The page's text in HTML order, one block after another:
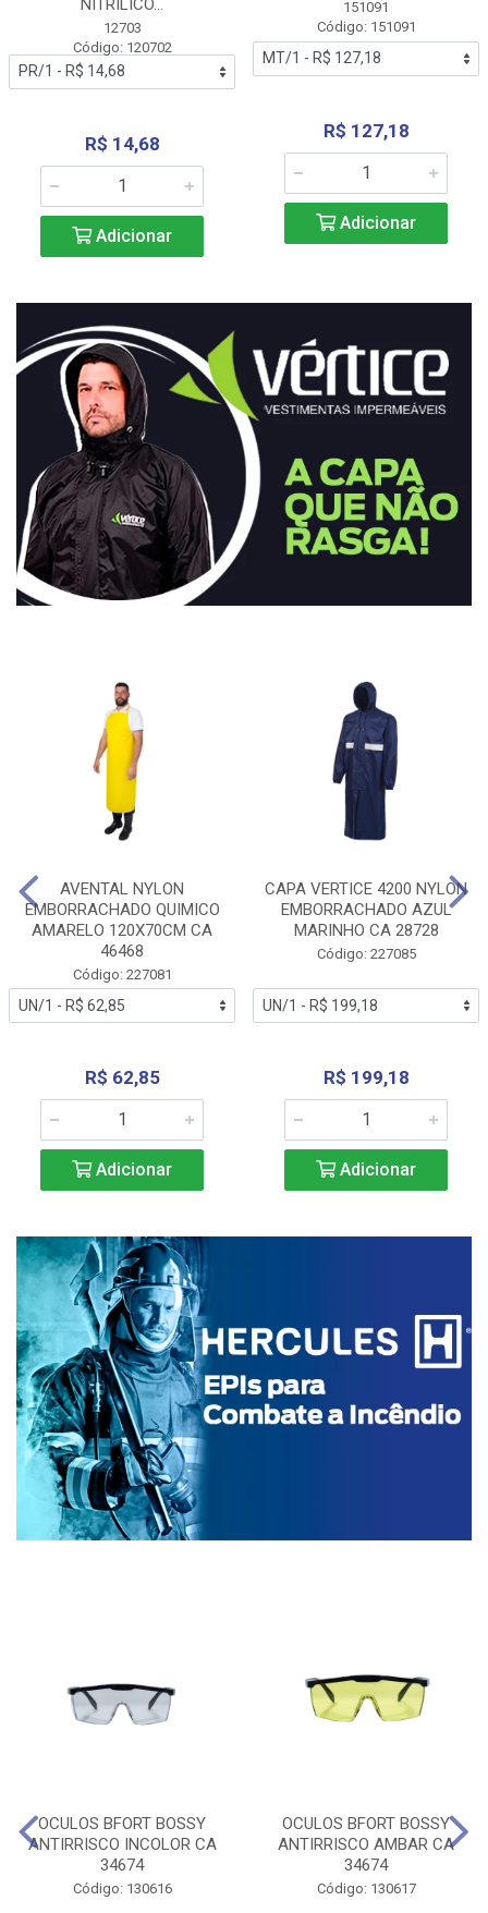
NITRÍLICO...
12703
Código: 120702
R$ 14,68
Adicionar
151091
Código: 151091
R$ 127,18
Adicionar
AVENTAL NYLON
EMBORRACHADO QUIMICO
AMARELO 120X70CM CA
46468
Código: 227081
R$ 62,85
Adicionar
CAPA VERTICE 4200 NYLON
EMBORRACHADO AZUL
MARINHO CA 28728
Código: 227085
R$ 199,18
Adicionar
OCULOS BFORT BOSSY
ANTIRRISCO INCOLOR CA
34674
Código: 130616
OCULOS BFORT BOSSY
ANTIRRISCO AMBAR CA
34674
Código: 130617